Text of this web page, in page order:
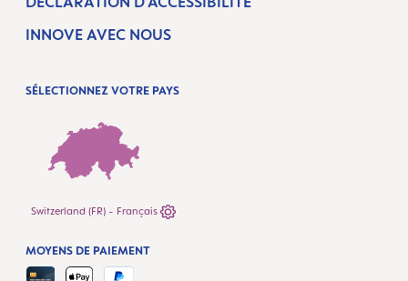
INNOVE AVEC NOUS
SÉLECTIONNEZ VOTRE PAYS
Switzerland (FR) - Français
MOYENS DE PAIEMENT